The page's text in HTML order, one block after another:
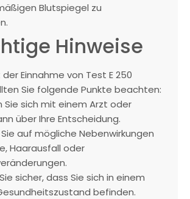
Blutspiegel zu
Hinweise
Einnahme von Test E 250
Sie folgende Punkte beachten:
Sie sich mit einem Arzt oder
über Ihre Entscheidung.
auf mögliche Nebenwirkungen
Haarausfall oder
sicher, dass Sie sich in einem
befinden.